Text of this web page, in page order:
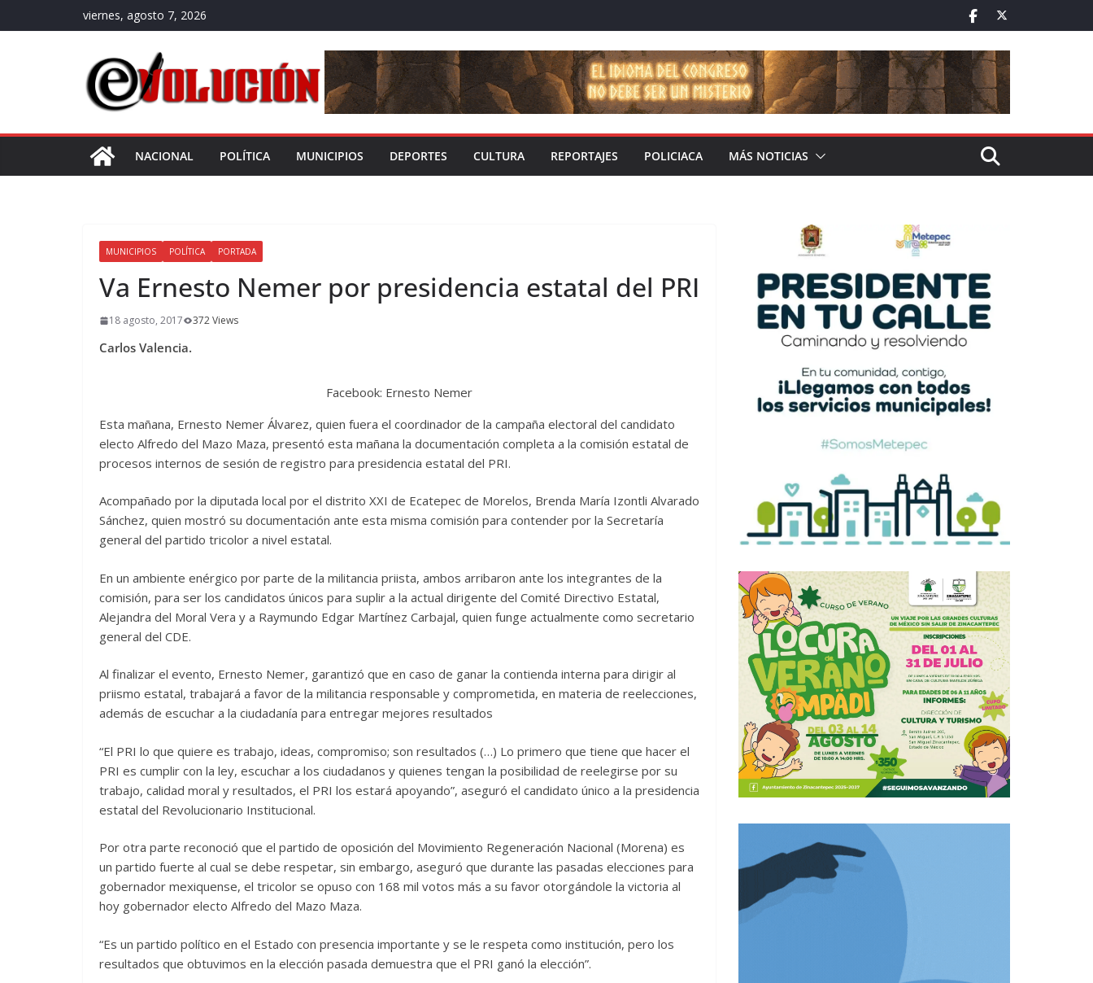
al
viernes, agosto 7, 2026
NACIONAL POLÍTICA MUNICIPIOS DEPORTES CULTURA REPORTAJES POLICIACA MÁS NOTICIAS
MUNICIPIOS POLÍTICA PORTADA
Va Ernesto Nemer por presidencia estatal del PRI
18 agosto, 2017 372 Views
Carlos Valencia.
Facebook: Ernesto Nemer
Esta mañana, Ernesto Nemer Álvarez, quien fuera el coordinador de la campaña electoral del candidato
electo Alfredo del Mazo Maza, presentó esta mañana la documentación completa a la comisión estatal de
procesos internos de sesión de registro para presidencia estatal del PRI.
Acompañado por la diputada local por el distrito XXI de Ecatepec de Morelos, Brenda María Izontli Alvarado
Sánchez, quien mostró su documentación ante esta misma comisión para contender por la Secretaría
general del partido tricolor a nivel estatal.
En un ambiente enérgico por parte de la militancia priista, ambos arribaron ante los integrantes de la
comisión, para ser los candidatos únicos para suplir a la actual dirigente del Comité Directivo Estatal,
Alejandra del Moral Vera y a Raymundo Edgar Martínez Carbajal, quien funge actualmente como secretario
general del CDE.
Al finalizar el evento, Ernesto Nemer, garantizó que en caso de ganar la contienda interna para dirigir al
priismo estatal, trabajará a favor de la militancia responsable y comprometida, en materia de reelecciones,
además de escuchar a la ciudadanía para entregar mejores resultados
“El PRI lo que quiere es trabajo, ideas, compromiso; son resultados (…) Lo primero que tiene que hacer el
PRI es cumplir con la ley, escuchar a los ciudadanos y quienes tengan la posibilidad de reelegirse por su
trabajo, calidad moral y resultados, el PRI los estará apoyando”, aseguró el candidato único a la presidencia
estatal del Revolucionario Institucional.
Por otra parte reconoció que el partido de oposición del Movimiento Regeneración Nacional (Morena) es
un partido fuerte al cual se debe respetar, sin embargo, aseguró que durante las pasadas elecciones para
gobernador mexiquense, el tricolor se opuso con 168 mil votos más a su favor otorgándole la victoria al
hoy gobernador electo Alfredo del Mazo Maza.
“Es un partido político en el Estado con presencia importante y se le respeta como institución, pero los
resultados que obtuvimos en la elección pasada demuestra que el PRI ganó la elección”.